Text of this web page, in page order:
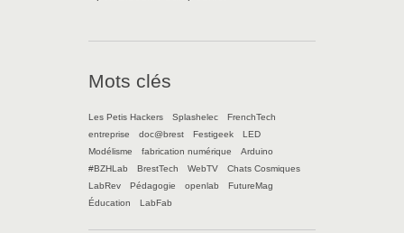
Mots clés
Les Petis Hackers Splashelec
FrenchTech
entreprise
doc@brest Festigeek
LED
Modélisme
fabrication numérique
Arduino
#BZHLab
BrestTech WebTV
Chats Cosmiques
LabRev
Pédagogie openlab
FutureMag
Éducation
LabFab